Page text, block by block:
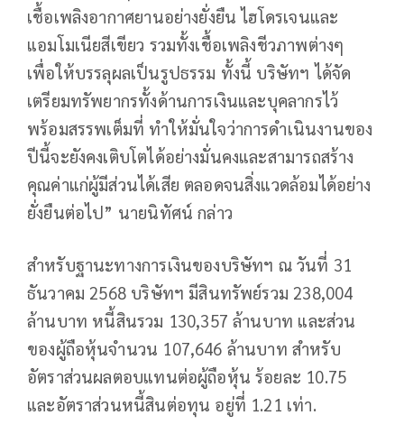
เชื้อเพลิงอากาศยานอย่างยั่งยืน ไฮโดรเจนและ
แอมโมเนียสีเขียว รวมทั้งเชื้อเพลิงชีวภาพต่างๆ
เพื่อให้บรรลุผลเป็นรูปธรรม ทั้งนี้ บริษัทฯ ได้จัด
เตรียมทรัพยากรทั้งด้านการเงินและบุคลากรไว้
พร้อมสรรพเต็มที่ ทำให้มั่นใจว่าการดำเนินงานของ
ปีนี้จะยังคงเติบโตได้อย่างมั่นคงและสามารถสร้าง
คุณค่าแก่ผู้มีส่วนได้เสีย ตลอดจนสิ่งแวดล้อมได้อย่าง
ยั่งยืนต่อไป” นายนิทัศน์ กล่าว
สำหรับฐานะทางการเงินของบริษัทฯ ณ วันที่ 31
ธันวาคม 2568 บริษัทฯ มีสินทรัพย์รวม 238,004
ล้านบาท หนี้สินรวม 130,357 ล้านบาท และส่วน
ของผู้ถือหุ้นจำนวน 107,646 ล้านบาท สำหรับ
อัตราส่วนผลตอบแทนต่อผู้ถือหุ้น ร้อยละ 10.75
และอัตราส่วนหนี้สินต่อทุน อยู่ที่ 1.21 เท่า.